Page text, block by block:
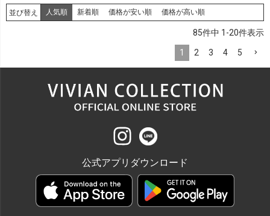
並び替え 人気順 新着順 価格が安い順 価格が高い順
85件中 1-20件表示
1 2 3 4 5
公式アプリダウンロード